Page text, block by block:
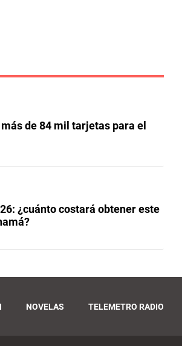
de 84 mil tarjetas para el
¿cuánto costará obtener este
NOVELAS TELEMETRO RADIO